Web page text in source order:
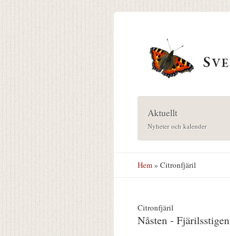
Aktuellt
Nyheter och kalender
Hem» Citronfjäril
Citronfjäril
Nåsten - Fjärilsstigen